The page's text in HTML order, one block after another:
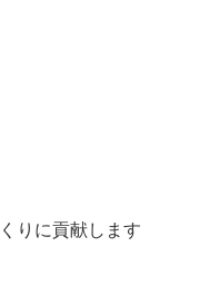
りに貢献します